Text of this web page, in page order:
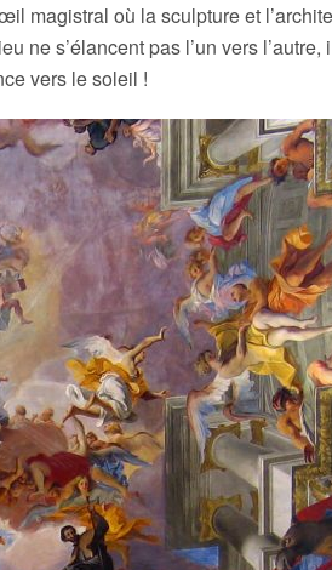
magistral où la sculpture et
s’élancent pas l’un vers
vers le soleil !